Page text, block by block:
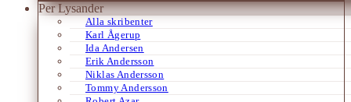
Per Lysander
Alla skribenter
Karl Ågerup
Ida Andersen
Erik Andersson
Niklas Andersson
Tommy Andersson